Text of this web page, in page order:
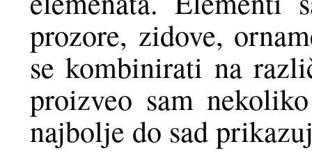
prozore, zidove,
se kombinirati na
proizveo sam
najbolje do sad